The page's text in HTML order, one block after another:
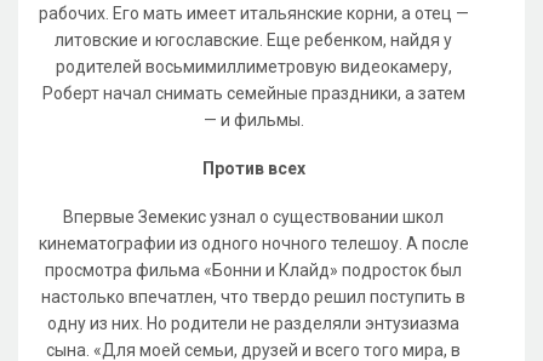
рабочих. Его мать имеет итальянские корни, а отец —
литовские и югославские. Еще ребенком, найдя у
родителей восьмимиллиметровую видеокамеру,
Роберт начал снимать семейные праздники, а затем
— и фильмы.
Против всех
Впервые Земекис узнал о существовании школ
кинематографии из одного ночного телешоу. А после
просмотра фильма «Бонни и Клайд» подросток был
настолько впечатлен, что твердо решил поступить в
одну из них. Но родители не разделяли энтузиазма
сына. «Для моей семьи, друзей и всего того мира, в